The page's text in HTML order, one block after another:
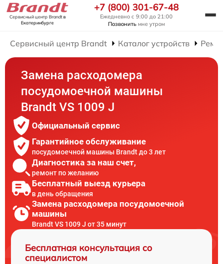
Сервисный центр Brandtв
Екатеринбурге
+7 (800) 301-67-48
Ежедневно с 9:00 до 21:00
Позвонить мне утром
Сервисный центр Brandt Каталог устройств
Замена расходомера
посудомоечной машины
Brandt VS 1009 J
Официальный сервис
Гарантийное обслуживание
посудомоечной машины Brandt до 3 лет
Диагностика за наш счет,
ремонт по желанию
Бесплатный выезд курьера
в день обращения
Замена расходомера посудомоечной
машины
Brandt VS 1009 J от 35 минут
Бесплатная консультация со
специалистом